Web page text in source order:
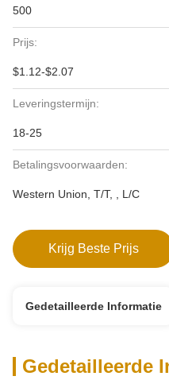
500
Prijs:
$1.12-$2.07
Leveringstermijn:
18-25
Betalingsvoorwaarden:
Western Union, T/T, , L/C
Krijg Beste Prijs
Gedetailleerde Informatie
Gedetailleerde